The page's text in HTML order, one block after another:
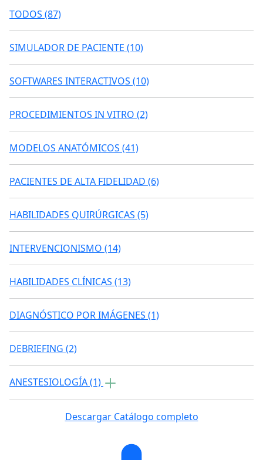
TODOS (87)
SIMULADOR DE PACIENTE (10)
SOFTWARES INTERACTIVOS (10)
PROCEDIMIENTOS IN VITRO (2)
MODELOS ANATÓMICOS (41)
PACIENTES DE ALTA FIDELIDAD (6)
HABILIDADES QUIRÚRGICAS (5)
INTERVENCIONISMO (14)
HABILIDADES CLÍNICAS (13)
DIAGNÓSTICO POR IMÁGENES (1)
DEBRIEFING (2)
ANESTESIOLOGÍA (1)
Descargar Catálogo completo